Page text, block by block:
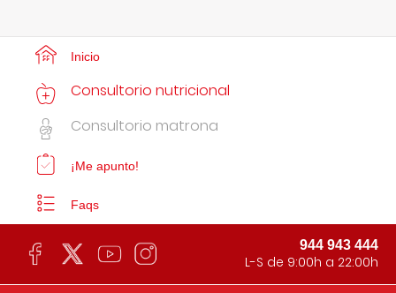
Inicio
Consultorio nutricional
Consultorio matrona
¡Me apunto!
Faqs
944 943 444
L-S de 9:00h a 22:00h